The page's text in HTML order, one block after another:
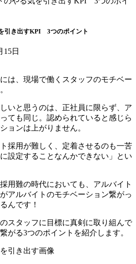
引き出すKPI 3つのポイント
15日
は、現場で働くスタッフのモチベー
いと思うのは、正社員に限らず、ア
ても同じ。認められていると感じら
ョンは上がりません。
採用が難しく、定着させるのも一苦
設定することなんかできない」とい
用難の時代においても、アルバイト
アルバイトのモチベーション繋がっ
んです！
スタッフに目標に真剣に取り組んで
がる3つのポイントを紹介します。